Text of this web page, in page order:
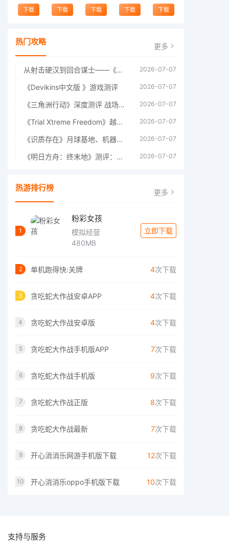
下载 下载 下载 下载 下载
热门攻略 更多
从射击硬汉到回合谋士——《战争机器：战略版》如何演绎另一位猛男的传奇 2026-07-07
《Devikins中文版 》游戏测评 2026-07-07
《三角洲行动》深度测评 战场上的野心与裂痕 2026-07-07
《Trial Xtreme Freedom》越野摩托车测评总结 2026-07-07
《识质存在》月球基地、机器人女孩多年来最佳射击游戏 2026-07-07
《明日方舟：终末地》测评：于荒芜之中，重建文明 2026-07-07
热游排行榜 更多
1
粉彩女孩
模拟经营
480MB
立即下载
2 单机跑得快:关牌 4次下载
3 贪吃蛇大作战安卓APP 4次下载
4 贪吃蛇大作战安卓版 4次下载
5 贪吃蛇大作战手机版APP 7次下载
6 贪吃蛇大作战手机版 9次下载
7 贪吃蛇大作战正版 8次下载
8 贪吃蛇大作战最新 7次下载
9 开心消消乐网游手机版下载 12次下载
10 开心消消乐oppo手机版下载 10次下载
支持与服务